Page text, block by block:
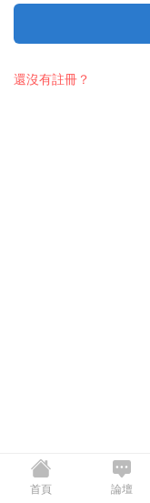
還沒有註冊？
首頁 論壇